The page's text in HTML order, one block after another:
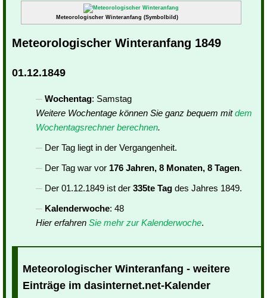
Meteorologischer Winteranfang (Symbolbild)
Meteorologischer Winteranfang 1849
01.12.1849
Wochentag: Samstag
Weitere Wochentage können Sie ganz bequem mitdem
Wochentagsrechner berechnen.
Der Tag liegt in der Vergangenheit.
Der Tag war vor 176 Jahren, 8 Monaten, 8 Tagen.
Der 01.12.1849 ist der 335te Tag des Jahres 1849.
Kalenderwoche: 48
Hier erfahren Sie mehr zur Kalenderwoche.
Meteorologischer Winteranfang - weitere
Einträge im dasinternet.net-Kalender